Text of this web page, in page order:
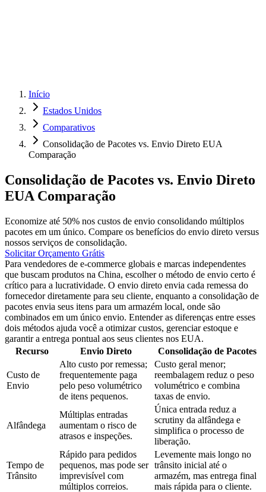
Início
Estados Unidos
Comparativos
Consolidação de Pacotes vs. Envio Direto EUA
Comparação
Consolidação de Pacotes vs. Envio Direto
EUA Comparação
Economize até 50% nos custos de envio consolidando múltiplos
pacotes em um único. Compare os benefícios do envio direto versus
nossos serviços de consolidação.
Solicitar Orçamento Grátis
Para vendedores de e-commerce globais e marcas independentes
que buscam produtos na China, escolher o método de envio certo é
crítico para a lucratividade. O envio direto envia cada remessa do
fornecedor diretamente para seu cliente, enquanto a consolidação de
pacotes envia seus itens para um armazém local, onde são
combinados em um único envio. Entender as diferenças entre esses
dois métodos ajuda você a otimizar custos, gerenciar estoque e
garantir a entrega pontual aos seus clientes nos EUA.
Recurso
Envio Direto Consolidação de Pacotes
Custo de
Envio
Alto custo por remessa;
frequentemente paga
pelo peso volumétrico
de itens pequenos.
Custo geral menor;
reembalagem reduz o peso
volumétrico e combina
taxas de envio.
Alfândega
Múltiplas entradas
aumentam o risco de
atrasos e inspeções.
Única entrada reduz a
scrutiny da alfândega e
simplifica o processo de
liberação.
Tempo de
Trânsito
Rápido para pedidos
pequenos, mas pode ser
imprevisível com
múltiplos correios.
Levemente mais longo no
trânsito inicial até o
armazém, mas entrega final
mais rápida para o cliente.